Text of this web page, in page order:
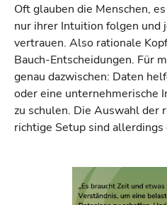
Oft glauben die Menschen,
nur ihrer Intuition folgen und
vertrauen. Also rationale
Bauch-Entscheidungen. Für
genau dazwischen: Daten
oder eine unternehmerische
zu schulen. Die Auswahl der
richtige Setup sind